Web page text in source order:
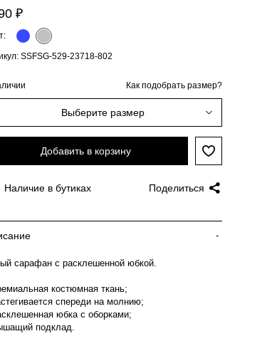
₽
SSFSG-529-23718-802
Как подобрать размер?
Выберите размер
Добавить в корзину
Наличие в бутиках Поделиться
-
сарафан с расклешенной юбкой.
костюмная ткань;
спереди на молнию;
юбка с оборками;
подклад.